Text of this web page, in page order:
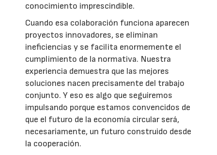
conocimiento imprescindible.
Cuando esa colaboración funciona aparecen
proyectos innovadores, se eliminan
ineficiencias y se facilita enormemente el
cumplimiento de la normativa. Nuestra
experiencia demuestra que las mejores
soluciones nacen precisamente del trabajo
conjunto. Y eso es algo que seguiremos
impulsando porque estamos convencidos de
que el futuro de la economía circular será,
necesariamente, un futuro construido desde
la cooperación.